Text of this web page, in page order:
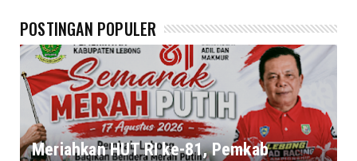
POSTINGAN POPULER
Meriahkan HUT RI ke-81, Pemkab